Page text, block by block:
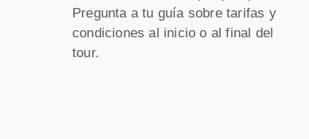
Pregunta a tu guía sobre tarifas y
condiciones al inicio o al final del
tour.